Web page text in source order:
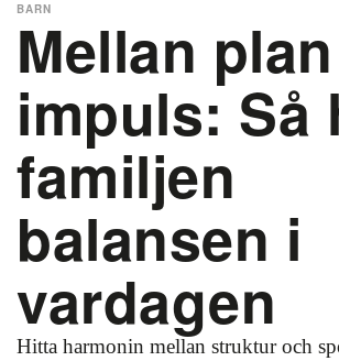
Mellan
impuls: Så
familjen
balansen i
vardagen
Hitta harmonin mellan struktur och
BARN